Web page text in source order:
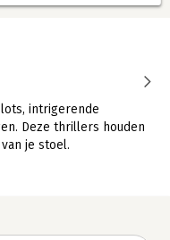
intrigerende
Deze thrillers houden
je stoel.